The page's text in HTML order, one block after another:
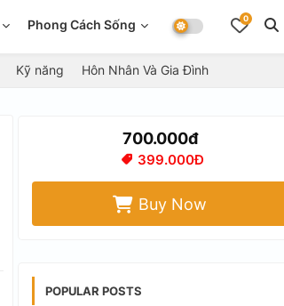
Phong Cách Sống 0
Kỹ năng Hôn Nhân Và Gia Đình
700.000đ
399.000Đ
Buy Now
POPULAR POSTS